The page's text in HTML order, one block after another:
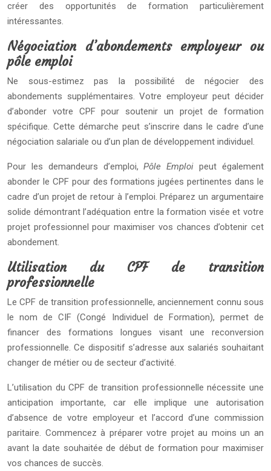
créer des opportunités de formation particulièrement
intéressantes.
Négociation d’abondements employeur ou
pôle emploi
Ne sous-estimez pas la possibilité de négocier des
abondements supplémentaires. Votre employeur peut décider
d’abonder votre CPF pour soutenir un projet de formation
spécifique. Cette démarche peut s’inscrire dans le cadre d’une
négociation salariale ou d’un plan de développement individuel.
Pour les demandeurs d’emploi,Pôle Emploipeut également
abonder le CPF pour des formations jugées pertinentes dans le
cadre d’un projet de retour à l’emploi. Préparez un argumentaire
solide démontrant l’adéquation entre la formation visée et votre
projet professionnel pour maximiser vos chances d’obtenir cet
abondement.
Utilisation du CPF de transition
professionnelle
Le CPF de transition professionnelle, anciennement connu sous
le nom de CIF (Congé Individuel de Formation), permet de
financer des formations longues visant une reconversion
professionnelle. Ce dispositif s’adresse aux salariés souhaitant
changer de métier ou de secteur d’activité.
L’utilisation du CPF de transition professionnelle nécessite une
anticipation importante, car elle implique une autorisation
d’absence de votre employeur et l’accord d’une commission
paritaire. Commencez à préparer votre projet au moins un an
avant la date souhaitée de début de formation pour maximiser
vos chances de succès.